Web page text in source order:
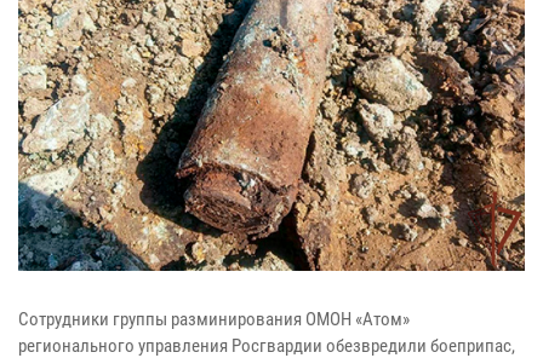
Сотрудники группы разминирования ОМОН «Атом»
регионального управления Росгвардии обезвредили боеприпас,